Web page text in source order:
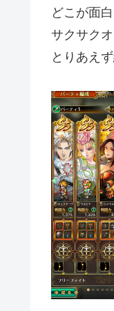
どこが面
サクサク
とりあえ